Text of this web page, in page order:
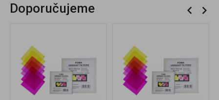
Doporučujeme